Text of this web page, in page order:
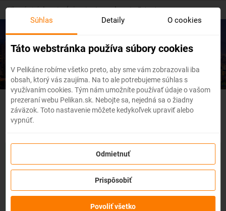
Skip
content
Hlavná stránka / Ázia / Japonsko / Fukuoka
Lacné letenkyFukuoka
Japonsko - Flexibilné letenky
zmena z akéhokoľvek dôvodu
letenky do 3 dní pred odletombez udania dôvodu!Po
zakúpení služby získate na zmenu údajov na letenke k
dispozíciikredit vo výške až 80% ceny z rezervácie.Službu si
môžete zakúpiť priamo pri procese rezervácie letenky.
Súhlas Detaily O cookies
Táto webstránka používa súbory cookies
V Pelikáne robíme všetko preto, aby sme vám zobrazovali iba
obsah, ktorý vás zaujíma. Na to ale potrebujeme súhlas s
využívaním cookies. Tým nám umožníte používať údaje o vašom
prezeraní webu Pelikan.sk. Nebojte sa, nejedná sa o žiadny
záväzok. Toto nastavenie môžete kedykoľvek upraviť alebo
vypnúť.
Odmietnuť
Prispôsobiť
Povoliť všetko